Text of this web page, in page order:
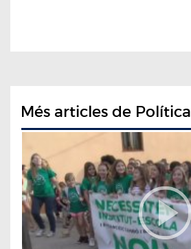
Més articles de Política